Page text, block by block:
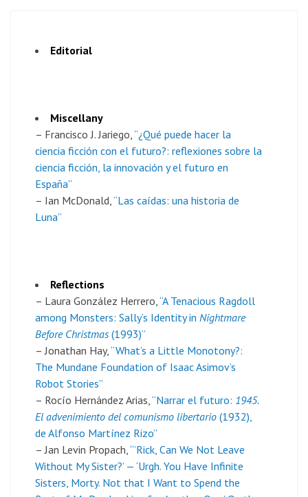
Editorial
Miscellany
– Francisco J. Jariego,“¿Qué puede hacer la
ciencia ficción con el futuro?: reflexiones sobre la
ciencia ficción, la innovación y el futuro en
España”
– Ian McDonald,“Las caídas: una historia de
Luna”
Reflections
– Laura González Herrero,“A Tenacious Ragdoll
among Monsters: Sally’s Identity in Nightmare
Before Christmas (1993)”
– Jonathan Hay,“What’s a Little Monotony?:
The Mundane Foundation of Isaac Asimov’s
Robot Stories”
– Rocío Hernández Arias,“Narrar el futuro: 1945.
El advenimiento del comunismo libertario (1932),
de Alfonso Martínez Rizo”
– Jan Levin Propach,“’Rick, Can We Not Leave
Without My Sister?’ — ‘Urgh. You Have Infinite
Sisters, Morty. Not that I Want to Spend the